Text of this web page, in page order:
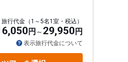
行代金（1～5名1室・税込）
円 29,950 円
表示旅行代金について